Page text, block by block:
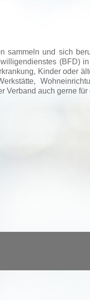
sammeln und sich
(BFD)
Kinder oder
Verband auch gerne für